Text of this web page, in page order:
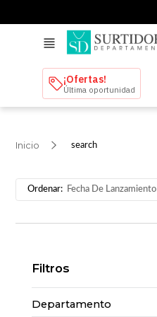
¡Ofertas!
Última oportunidad
search
Fecha De Lanzamiento
Filtros
Departamento